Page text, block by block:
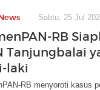
Sabtu, 25 Jul
RB
Tanjungbalai
laki
RB menyoroti kasus